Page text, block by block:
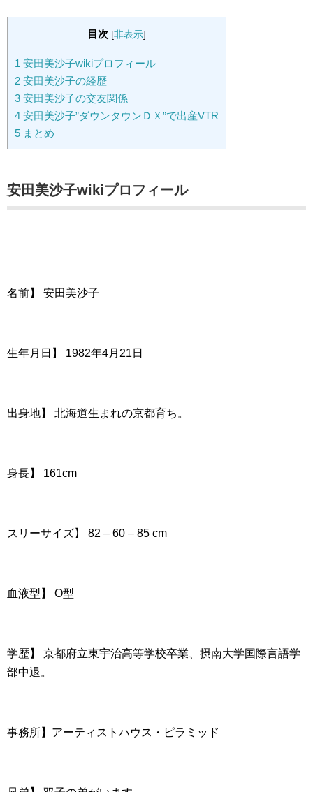
目次 [非表示]
1 安田美沙子wikiプロフィール
2 安田美沙子の経歴
3 安田美沙子の交友関係
4 安田美沙子”ダウンタウンＤＸ”で出産VTR
5 まとめ
安田美沙子wikiプロフィール
名前】 安田美沙子
生年月日】 1982年4月21日
出身地】 北海道生まれの京都育ち。
身長】 161cm
スリーサイズ】 82 – 60 – 85 cm
血液型】 O型
学歴】 京都府立東宇治高等学校卒業、摂南大学国際言語学
部中退。
事務所】アーティストハウス・ピラミッド